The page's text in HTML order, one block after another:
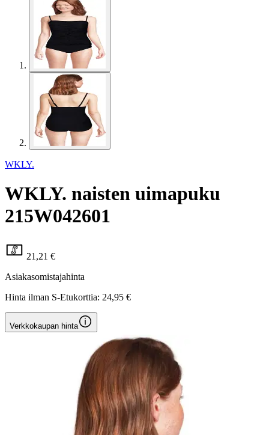
WKLY.
WKLY. naisten uimapuku
215W042601
21,21 €
Asiakasomistajahinta
Hinta ilman S-Etukorttia: 24,95 €
Verkkokaupan hinta